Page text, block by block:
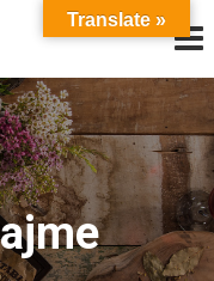
Translate »